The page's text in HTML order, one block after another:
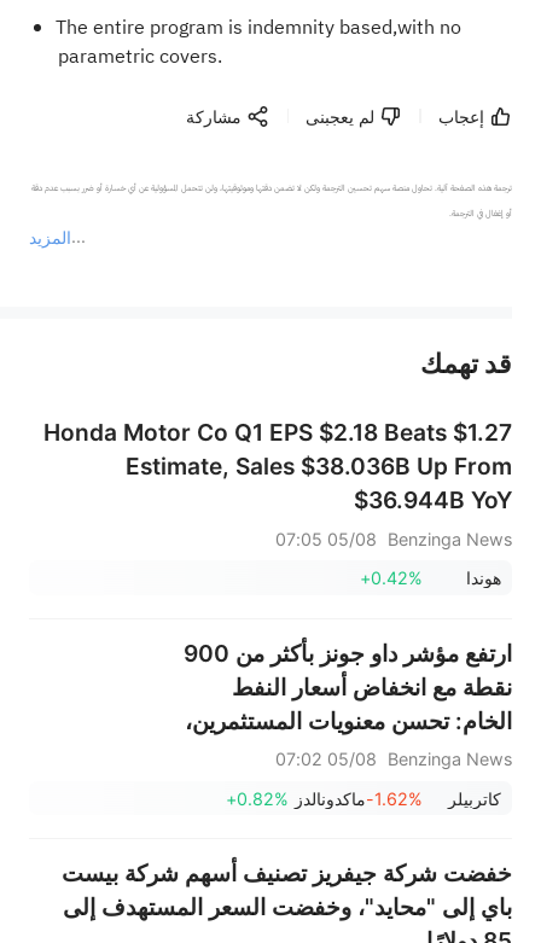
The entire program is indemnity based,with no
parametric covers.
إعجاب لم يعجبنى مشاركة
المزيد
ترجمة هذه الصفحة آلية. تحاول منصة سهم تحسين الترجمة ولكن لا تضمن دقتها وموثوقيتها، ولن تتحمل المسؤولية عن أي خسارة أو ضرر بسبب عدم دقة
أو إغفال في الترجمة.
عند الضرورة، يرجى استشارة مستشار استثمار محترف. لا تقدم منصة سهم أي مشورة استثمارية، ولا تقدم أي التزامات أو ضمانات.
قد تهمك
Honda Motor Co Q1 EPS $2.18 Beats $1.27
Estimate, Sales $38.036B Up From
$36.944B YoY
Benzinga News
05/08 07:05
هوندا
+0.42%
ارتفع مؤشر داو جونز بأكثر من 900
نقطة مع انخفاض أسعار النفط
الخام: تحسن معنويات المستثمرين،
ومؤشر الخوف ينتقل إلى منطقة
"الجشع".
Benzinga News
05/08 07:02
كاتربيلر
-1.62%ماكدونالدز +0.82%
خفضت شركة جيفريز تصنيف أسهم شركة بيست
باي إلى "محايد"، وخفضت السعر المستهدف إلى